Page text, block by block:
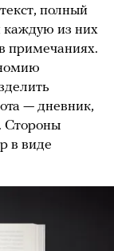
полный
каждую из них
примечаниях.
— дневник,
Стороны
в виде